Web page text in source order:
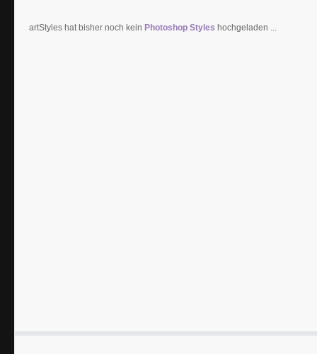
artStyles hat bisher noch kein Photoshop Styles hochgeladen ...